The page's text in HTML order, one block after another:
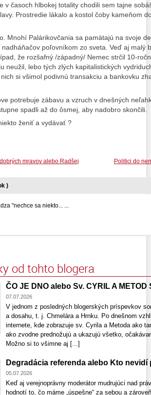
v časoch hlbokej totality chodili sem tajne
Prostredie lákalo a kostol čoby kameňom
Mnohí Palárikovčania sa pamätajú na svoje
poľovníkom zo sveta. Veď aj malý
že rozšafný /západný/ Nemec strčil 10-
neužil, lebo tých zlých kapitalistických
si všimol podivnú transakciu a bankovku
potrebuje zábavu a vzruch v dnešných
spadli až do ôsmej, aby nadobro skončili.
ženiť a vydávať ?
Politici do
mravov alebo Radšej
)
"nechce sa niekto... ...
od tohto blogera
ČO JE DNO alebo Sv. CYRIL A METOD
07.07.2026
V jednom z posledných blogerských príspevkov
a dosahu, t. j. Chmelára a Hrnku. Po dnešnom
internete, kde zobrazuje sv. Cyrila a Metoda ako
ako zvodne prednožujú a ukazujú všetko,
Možno si to všimne aj [...]
Degradácia referenda alebo Kto
05.07.2026
Keď aj verejnoprávny moderátor mudrujúci nad
hodnotí to, čo máme „úspešne“ za sebou a